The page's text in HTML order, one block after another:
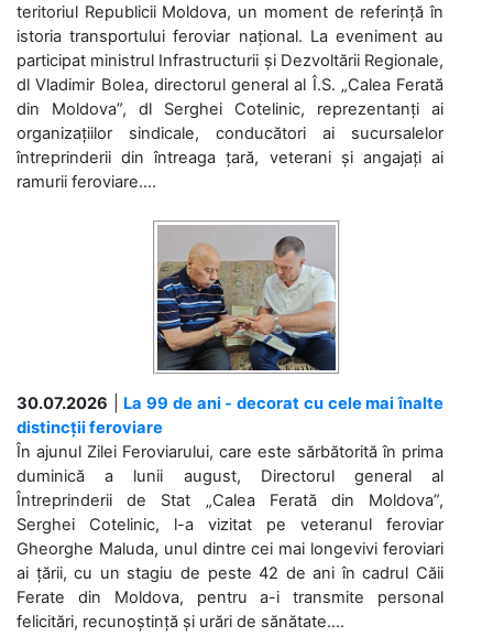
teritoriul Republicii Moldova, un moment de referință în
istoria transportului feroviar național. La eveniment au
participat ministrul Infrastructurii și Dezvoltării Regionale,
dl Vladimir Bolea, directorul general al Î.S. „Calea Ferată
din Moldova”, dl Serghei Cotelinic, reprezentanți ai
organizațiilor sindicale, conducători ai sucursalelor
întreprinderii din întreaga țară, veterani și angajați ai
ramurii feroviare....
30.07.2026
La 99 de ani - decorat cu cele mai înalte
distincții feroviare
În ajunul Zilei Feroviarului, care este sărbătorită în prima
duminică a lunii august, Directorul general al
Întreprinderii de Stat „Calea Ferată din Moldova”,
Serghei Cotelinic, l-a vizitat pe veteranul feroviar
Gheorghe Maluda, unul dintre cei mai longevivi feroviari
ai țării, cu un stagiu de peste 42 de ani în cadrul Căii
Ferate din Moldova, pentru a-i transmite personal
felicitări, recunoștință și urări de sănătate....